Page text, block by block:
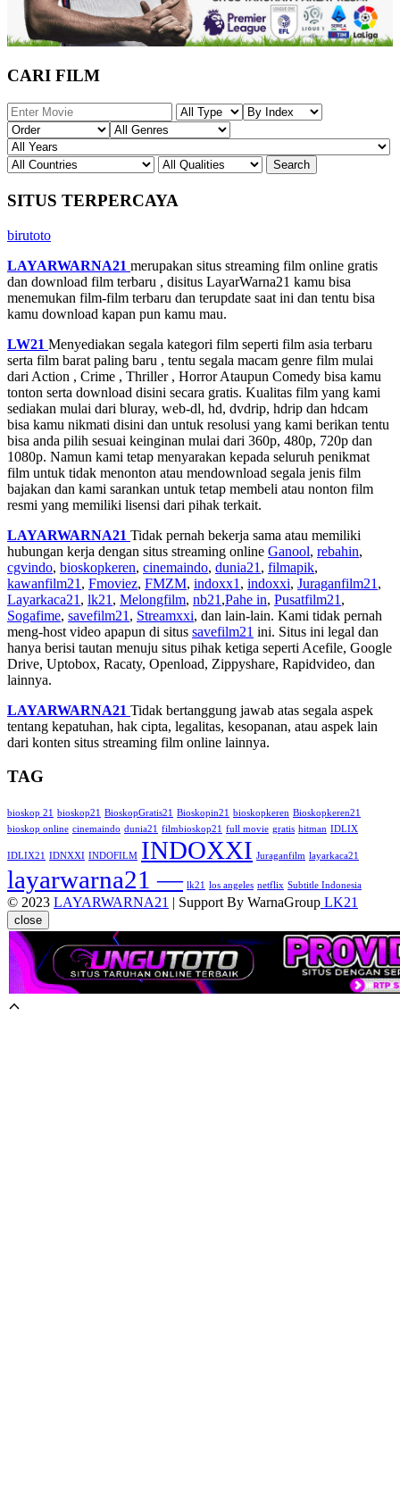
CARI FILM
SITUS TERPERCAYA
birutoto
LAYARWARNA21 merupakan situs streaming film online gratis
dan download film terbaru , disitus LayarWarna21 kamu bisa
menemukan film-film terbaru dan terupdate saat ini dan tentu bisa
kamu download kapan pun kamu mau.
LW21 Menyediakan segala kategori film seperti film asia terbaru
serta film barat paling baru , tentu segala macam genre film mulai
dari Action , Crime , Thriller , Horror Ataupun Comedy bisa kamu
tonton serta download disini secara gratis. Kualitas film yang kami
sediakan mulai dari bluray, web-dl, hd, dvdrip, hdrip dan hdcam
bisa kamu nikmati disini dan untuk resolusi yang kami berikan tentu
bisa anda pilih sesuai keinginan mulai dari 360p, 480p, 720p dan
1080p. Namun kami tetap menyarakan kepada seluruh penikmat
film untuk tidak menonton atau mendownload segala jenis film
bajakan dan kami sarankan untuk tetap membeli atau nonton film
resmi yang memiliki lisensi dari pihak terkait.
LAYARWARNA21 Tidak pernah bekerja sama atau memiliki
hubungan kerja dengan situs streaming online Ganool, rebahin,
cgvindo, bioskopkeren, cinemaindo, dunia21 , filmapik,
kawanfilm21 , Fmoviez, FMZM, indoxx1 , indoxxi, Juraganfilm21 ,
Layarkaca21 , lk21 , Melongfilm, nb21 ,Pahe in, Pusatfilm21 ,
Sogafime, savefilm21 , Streamxxi, dan lain-lain. Kami tidak pernah
meng-host video apapun di situs savefilm21 ini. Situs ini legal dan
hanya berisi tautan menuju situs pihak ketiga seperti Acefile, Google
Drive, Uptobox, Racaty, Openload, Zippyshare, Rapidvideo, dan
lainnya.
LAYARWARNA21 Tidak bertanggung jawab atas segala aspek
tentang kepatuhan, hak cipta, legalitas, kesopanan, atau aspek lain
dari konten situs streaming film online lainnya.
TAG
bioskop 21 bioskop21 BioskopGratis21 Bioskopin21 bioskopkeren Bioskopkeren21
bioskop online cinemaindo dunia21 filmbioskop21 full movie gratis hitman IDLIX
IDLIX21 IDNXXI INDOFILM INDOXXI Juraganfilm layarkaca21
layarwarna21 — lk21 los angeles netflix Subtitle Indonesia
© 2023 LAYARWARNA21 | Support By WarnaGroup LK21
close